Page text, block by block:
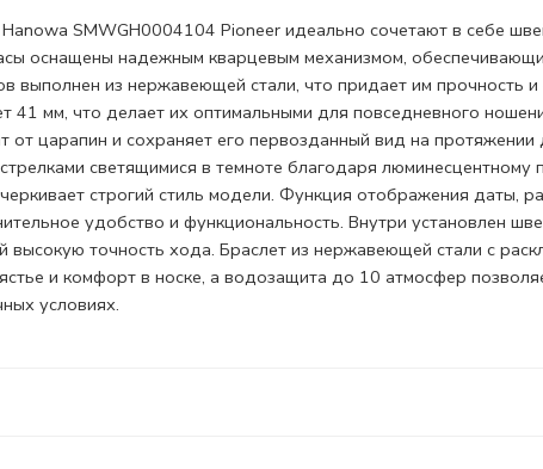
SMWGH0004104 Pioneer идеально сочетают в себе
оснащены надежным кварцевым механизмом,
выполнен из нержавеющей стали, что придает им прочность
41 мм, что делает их оптимальными для повседневного
от царапин и сохраняет его первозданный вид на
светящимися в темноте благодаря люминесцентному
строгий стиль модели. Функция отображения даты,
удобство и функциональность. Внутри установлен
высокую точность хода. Браслет из нержавеющей стали с
и комфорт в носке, а водозащита до 10 атмосфер
условиях.